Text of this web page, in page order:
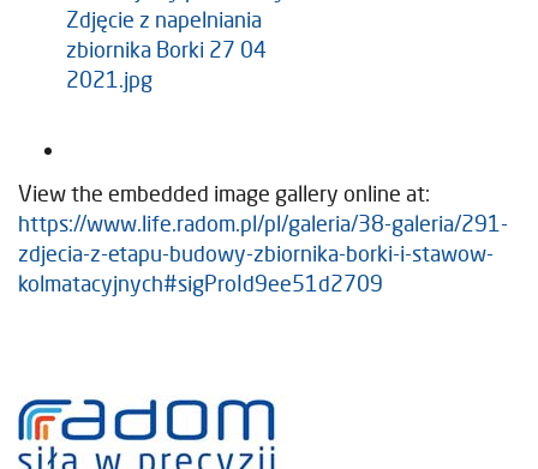
View the embedded image gallery online at:
https://www.life.radom.pl/pl/galeria/38-galeria/291-
zdjecia-z-etapu-budowy-zbiornika-borki-i-stawow-
kolmatacyjnych#sigProId9ee51d2709